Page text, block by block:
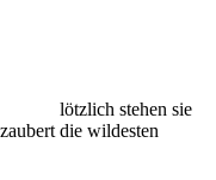
lötzlich stehen sie
die wildesten